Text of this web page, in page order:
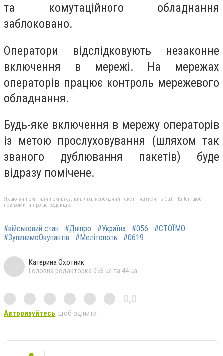
та комутаційного обладнання
заблоковано.
Оператори відслідковують незаконне
включення в мережі. На мережах
операторів працює контроль мережевого
обладнання.
Будь-яке включення в мережу операторів
із метою прослуховування (шляхом так
званого дублювання пакетів) буде
відразу помічене.
Якщо ви помітили помилку, виділіть необхідний текст і натисніть Ctrl + Enter, щоб
повідомити про це редакцію
#військовий стан #Дніпро #Україна #056
#СТОЇМО
#ЗупинимоОкупантів
#Мелітополь #0619
Катерина Охотник
Головна редакторка 056.ua та 44.ua
0,0
Авторизуйтесь, щоб оцінити